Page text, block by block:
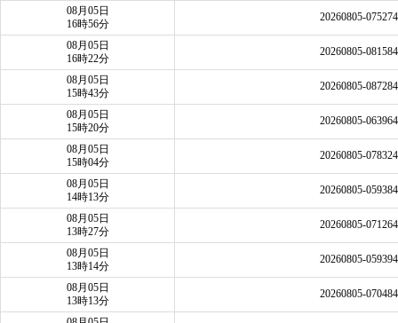
08月05日
16時56分
20260805-
08月05日
16時22分
20260805-
08月05日
15時43分
20260805-
08月05日
15時20分
20260805-
08月05日
15時04分
20260805-
08月05日
14時13分
20260805-
08月05日
13時27分
20260805-
08月05日
13時14分
20260805-
08月05日
13時13分
20260805-